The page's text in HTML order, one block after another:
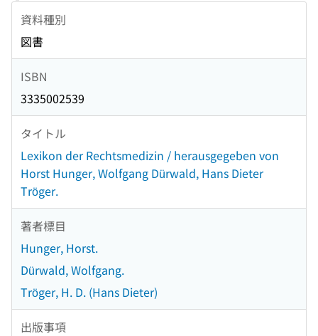
資料種別
図書
ISBN
3335002539
タイトル
Lexikon der Rechtsmedizin / herausgegeben von
Horst Hunger, Wolfgang Dürwald, Hans Dieter
Tröger.
著者標目
Hunger, Horst.
Dürwald, Wolfgang.
Tröger, H. D. (Hans Dieter)
出版事項